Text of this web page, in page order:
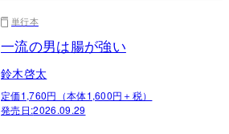
単行本
一流の男は腸が強い
鈴木啓太
定価1,760円（本体1,600円＋税）
発売日:2026.09.29